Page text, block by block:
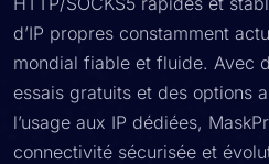
d’IP propres constamment
mondial fiable et fluide. Avec
essais gratuits et des options
l’usage aux IP dédiées,
connectivité sécurisée et